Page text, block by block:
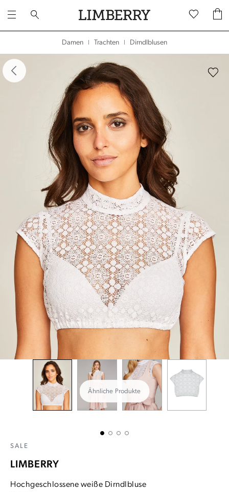
Damen Trachten Dirndlblusen
überspringen
Ähnliche Produkte
SALE
LIMBERRY
Hochgeschlossene weiße Dirndlbluse